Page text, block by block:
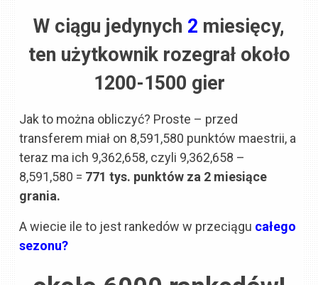
W ciągu jedynych 2 miesięcy,
ten użytkownik rozegrał około
1200-1500 gier
Jak to można obliczyć? Proste – przed
transferem miał on 8,591,580 punktów maestrii, a
teraz ma ich 9,362,658, czyli 9,362,658 –
8,591,580 = 771 tys. punktów za 2 miesiące
grania.
A wiecie ile to jest rankedów w przeciągu całego
sezonu?